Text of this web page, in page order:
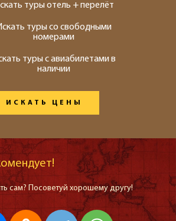
туры отель + перелёт
туры со свободными
номерами
туры с авиабилетами в
наличии
ИСКАТЬ ЦЕНЫ
сам? Посоветуй хорошему другу!